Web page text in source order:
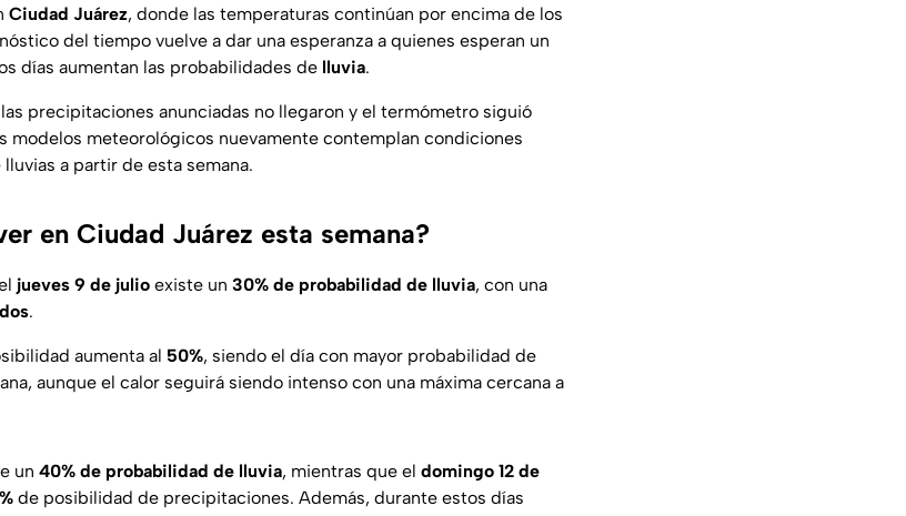
Ciudad Juárez, donde las temperaturas continúan por encima de los
del tiempo vuelve a dar una esperanza a quienes esperan un
días aumentan las probabilidades de lluvia.
precipitaciones anunciadas no llegaron y el termómetro siguió
modelos meteorológicos nuevamente contemplan condiciones
a partir de esta semana.
en Ciudad Juárez esta semana?
jueves 9 de julio existe un 30% de probabilidad de lluvia, con una
.
aumenta al 50%, siendo el día con mayor probabilidad de
aunque el calor seguirá siendo intenso con una máxima cercana a
un 40% de probabilidad de lluvia, mientras que el domingo 12 de
de posibilidad de precipitaciones. Además, durante estos días